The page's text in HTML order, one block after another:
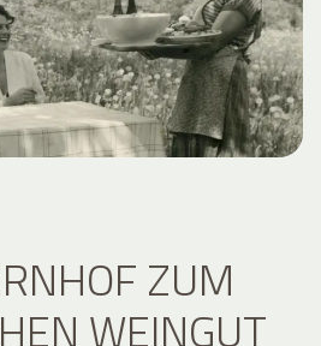
ZUM
WEINGUT